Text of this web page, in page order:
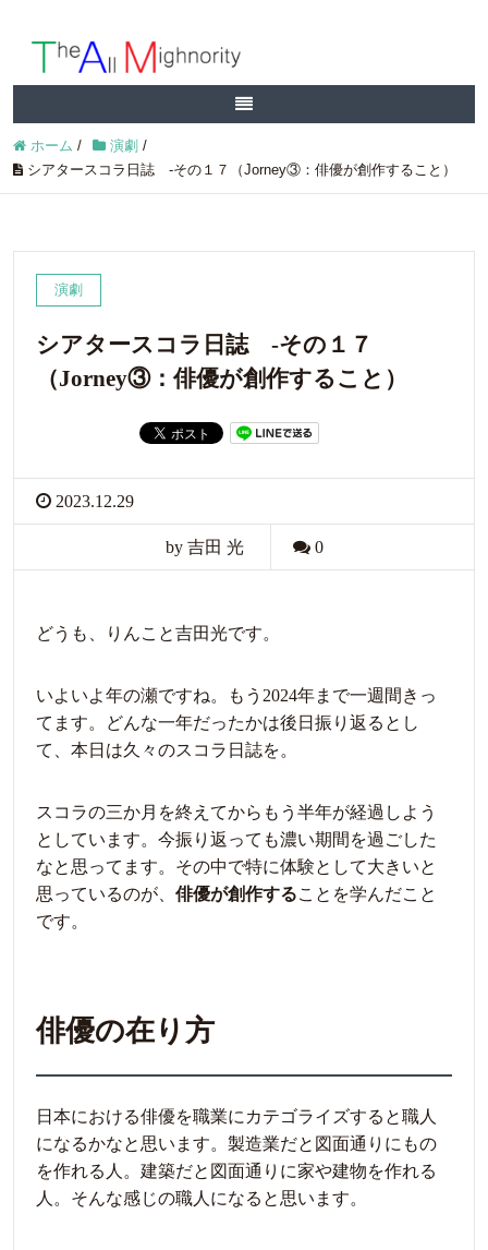
ホーム / 演劇 /
シアタースコラ日誌 -その１７（Jorney③：俳優が創作すること）
演劇
シアタースコラ日誌 -その１７
（Jorney③：俳優が創作すること）
2023.12.29
by 吉田 光 0
どうも、りんこと吉田光です。
いよいよ年の瀬ですね。もう2024年まで一週間きっ
てます。どんな一年だったかは後日振り返るとし
て、本日は久々のスコラ日誌を。
スコラの三か月を終えてからもう半年が経過しよう
としています。今振り返っても濃い期間を過ごした
なと思ってます。その中で特に体験として大きいと
思っているのが、 俳優が創作することを学んだこと
です。
俳優の在り方
日本における俳優を職業にカテゴライズすると職人
になるかなと思います。製造業だと図面通りにもの
を作れる人。建築だと図面通りに家や建物を作れる
人。そんな感じの職人になると思います。